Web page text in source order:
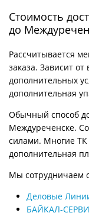
Стоимость
до
Рассчитывается
заказа. Зависит
дополнительных
дополнительная
Обычный способ
Междуреченске.
силами. Многие ТК
дополнительная
Мы сотрудничаем
Деловые
БАЙКАЛ-